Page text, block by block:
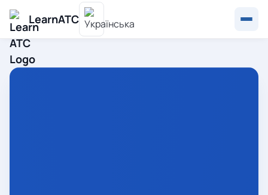
LearnATC